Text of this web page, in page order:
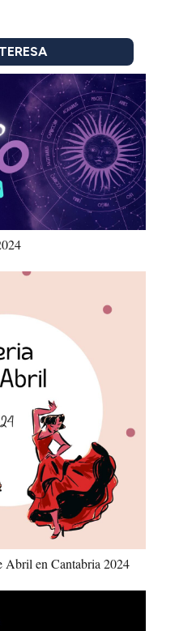
Abril en Cantabria 2024